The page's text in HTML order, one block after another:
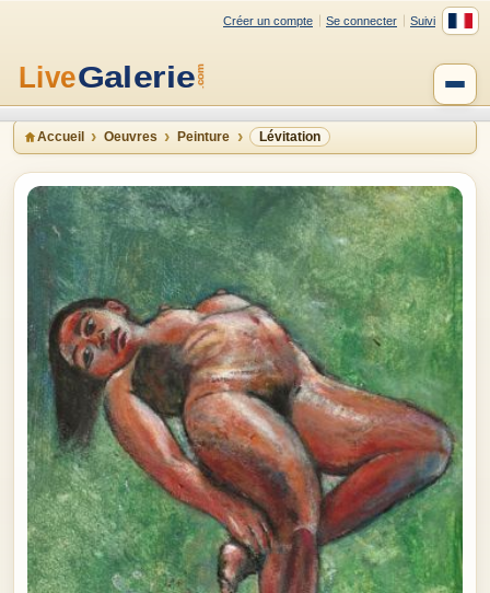
Créer un compte Se connecter Suivi
Accueil Oeuvres Peinture Lévitation